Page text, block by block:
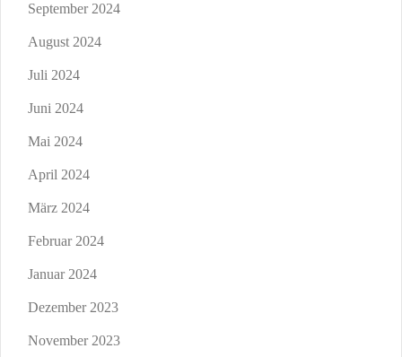
September 2024
August 2024
Juli 2024
Juni 2024
Mai 2024
April 2024
März 2024
Februar 2024
Januar 2024
Dezember 2023
November 2023